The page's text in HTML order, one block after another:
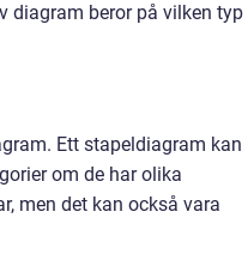
diagram beror på vilken typ
Ett stapeldiagram kan
om de har olika
men det kan också vara